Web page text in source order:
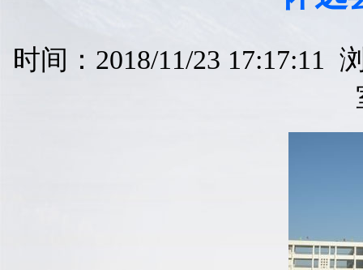
时间：2018/11/23 17:17:11